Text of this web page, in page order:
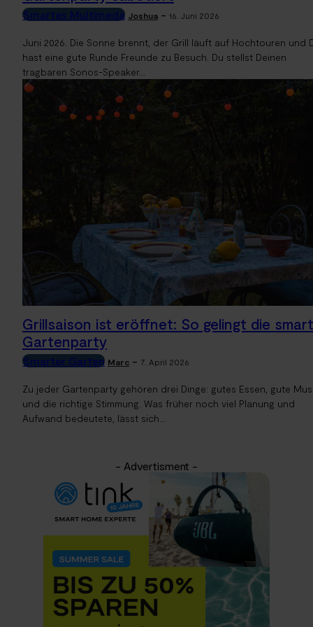
Smartes Multimeda Joshua - 16. Juni 2026
Juni 2026. Die Sonne brennt, der Grill läuft auf Hochtouren und
hast eine gute Runde Freunde zu Besuch. Du stellst Deinen
tragbaren Sonos-Speaker...
Grillsaison ist eröffnet: So gelingt die
Gartenparty
Smarter Garten Marc - 7. April 2026
Zu jeder Gartenparty gehören drei Dinge: gutes Essen, gute
und die richtige Stimmung. Was früher noch viel Planung und
Aufwand bedeutete, lässt sich...
- Advertisment -